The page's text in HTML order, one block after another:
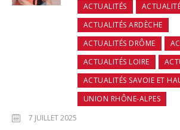
ACTUALITÉS
ACTUALITÉS ARDÈCHE
ACTUALITÉS DRÔME
ACTUALITÉS LOIRE
ACTUALITÉS SAVOIE ET
UNION RHÔNE-ALPES
7 JUILLET 2025